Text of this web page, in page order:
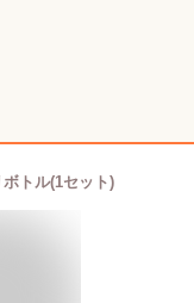
トル(1セット)